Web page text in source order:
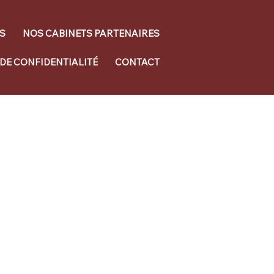
NOS CABINETS PARTENAIRES
CONFIDENTIALITÉ CONTACT